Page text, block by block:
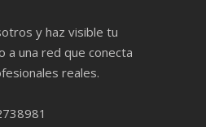
y haz visible tu
a una red que conecta
reales.